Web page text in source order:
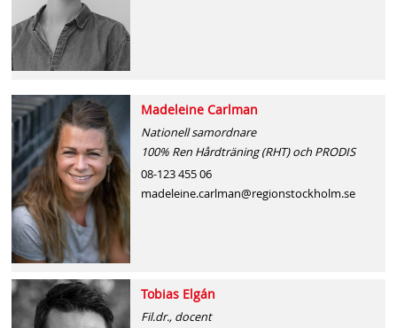
Madeleine Carlman
Nationell samordnare
100% Ren Hårdträning (RHT) och PRODIS
08-123 455 06
madeleine.carlman@regionstockholm.se
Tobias Elgán
Fil.dr., docent